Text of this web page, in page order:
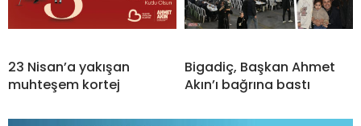
23 Nisan’a yakışan
muhteşem kortej
Bigadiç, Başkan Ahmet
Akın’ı bağrına bastı